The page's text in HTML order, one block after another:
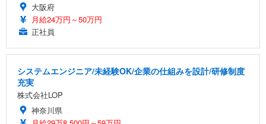
大阪府
月給24万円～50万円
正社員
システムエンジニア/未経験OK/企業の仕組みを設計/研修制度
充実
株式会社LOP
神奈川県